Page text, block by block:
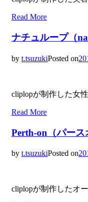
Read More
ナチュループ（
by t.tsuzukiPosted on
cliplopが制作した女
Read More
Perth-on（パース
by t.tsuzukiPosted on
cliplopが制作したオ